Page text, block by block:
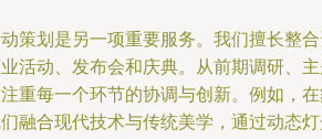
策划是另一项重要服务。我们擅长整
活动、发布会和庆典。从前期调研、
重每一个环节的协调与创新。例如，
融合现代技术与传统美学，通过动态